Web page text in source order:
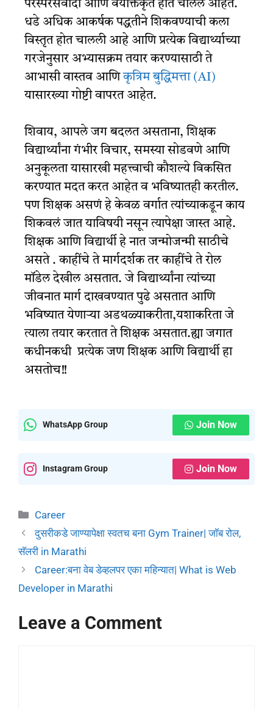
परस्परसंवादी आणि वैयक्तिकृत होत चालेल आहेत.
धडे अधिक आकर्षक पद्धतीने शिकवण्याची कला
विस्तृत होत चालली आहे आणि प्रत्येक विद्यार्थ्याच्या
गरजेनुसार अभ्यासक्रम तयार करण्यासाठी ते
आभासी वास्तव आणिकृत्रिम बुद्धिमत्ता (AI)
यासारख्या गोष्टी वापरत आहेत.
शिवाय, आपले जग बदलत असताना, शिक्षक
विद्यार्थ्यांना गंभीर विचार, समस्या सोडवणे आणि
अनुकूलता यासारखी महत्त्वाची कौशल्ये विकसित
करण्यात मदत करत आहेत व भविष्यातही करतील.
पण शिक्षक असणं हे केवळ वर्गात त्यांच्याकडून काय
शिकवलं जात याविषयी नसून त्यापेक्षा जास्त आहे.
शिक्षक आणि विद्यार्थी हे नात जन्मोजन्मी साठीचे
असते . काहींचे ते मार्गदर्शक तर काहींचे ते रोल
मॉडेल देखील असतात. जे विद्यार्थ्यांना त्यांच्या
जीवनात मार्ग दाखवण्यात पुढे असतात आणि
भविष्यात येणाऱ्या अडथळ्याकरीता,यशाकरिता जे
त्याला तयार करतात ते शिक्षक असतात.ह्या जगात
कधीनकधी प्रत्येक जण शिक्षक आणि विद्यार्थी हा
असतोच!!
WhatsApp Group Join Now
Instagram Group Join Now
Career
दुसरीकडे जाण्यापेक्षा स्वतच बना Gym Trainer| जॉब रोल,
सॅलरी in Marathi
Career:बना वेब डेव्हलपर एका महिन्यात| What is Web
Developer in Marathi
Leave a Comment